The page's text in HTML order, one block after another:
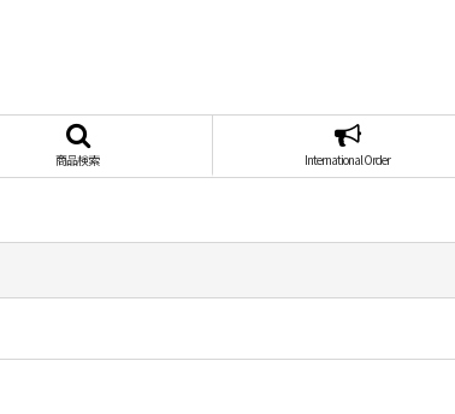
商品検索 International Order